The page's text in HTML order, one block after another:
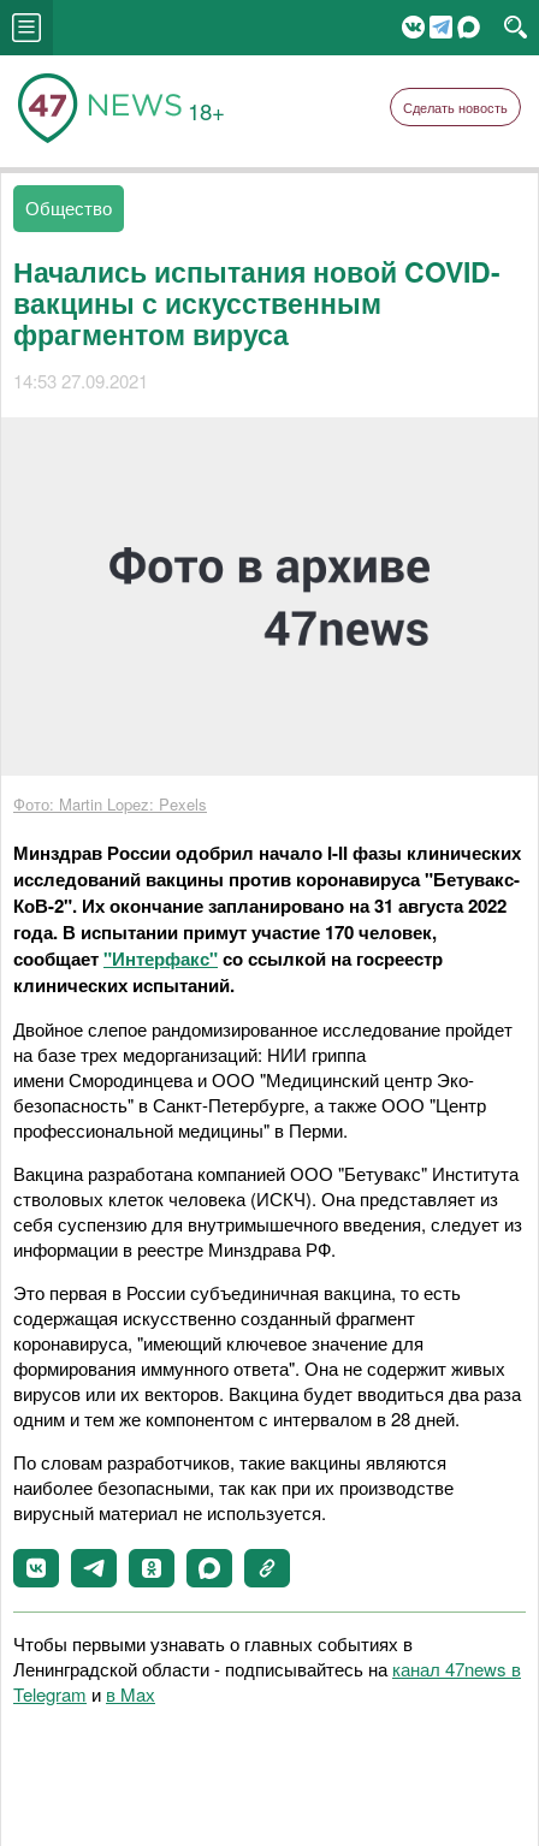
18+ Сделать новость
Общество
Начались испытания новой COVID-
вакцины с искусственным
фрагментом вируса
14:53 27.09.2021
Фото: Martin Lopez: Pexels
Минздрав России одобрил начало I-II фазы клинических
исследований вакцины против коронавируса "Бетувакс-
КоВ-2". Их окончание запланировано на 31 августа 2022
года. В испытании примут участие 170 человек,
сообщает"Интерфакс"со ссылкой на госреестр
клинических испытаний.
Двойное слепое рандомизированное исследование пройдет
на базе трех медорганизаций: НИИ гриппа
имени Смородинцева и ООО "Медицинский центр Эко-
безопасность" в Санкт-Петербурге, а также ООО "Центр
профессиональной медицины" в Перми.
Вакцина разработана компанией ООО "Бетувакс" Института
стволовых клеток человека (ИСКЧ). Она представляет из
себя суспензию для внутримышечного введения, следует из
информации в реестре Минздрава РФ.
Это первая в России субъединичная вакцина, то есть
содержащая искусственно созданный фрагмент
коронавируса, "имеющий ключевое значение для
формирования иммунного ответа". Она не содержит живых
вирусов или их векторов. Вакцина будет вводиться два раза
одним и тем же компонентом с интервалом в 28 дней.
По словам разработчиков, такие вакцины являются
наиболее безопасными, так как при их производстве
вирусный материал не используется.
Чтобы первыми узнавать о главных событиях в
Ленинградской области - подписывайтесь на канал 47news в
Telegram и в Maх